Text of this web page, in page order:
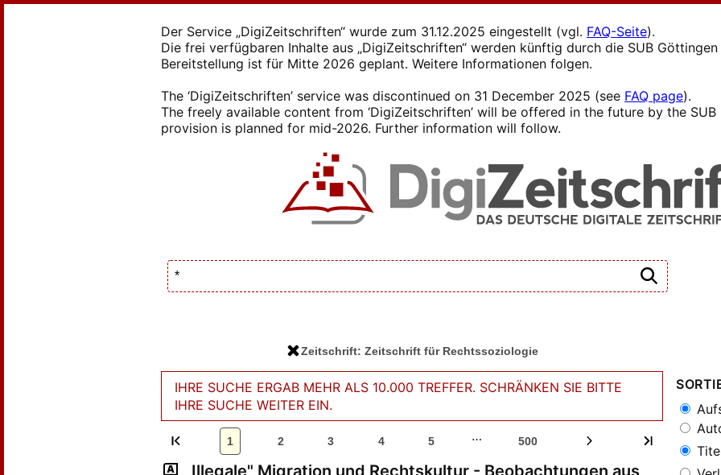
Der Service „DigiZeitschriften“ wurde zum 31.12.2025 eingestellt (vgl. FAQ-Seite).
Die frei verfügbaren Inhalte aus „DigiZeitschriften“ werden künftig durch die SUB
Bereitstellung ist für Mitte 2026 geplant. Weitere Informationen folgen.
The ‘DigiZeitschriften’ service was discontinued on 31 December 2025 (see FAQ page).
The freely available content from ‘DigiZeitschriften’ will be offered in the future by the
provision is planned for mid-2026. Further information will follow.
Zeitschrift: Zeitschrift für Rechtssoziologie
IHRE SUCHE ERGAB MEHR ALS 10.000 TREFFER. SCHRÄNKEN SIE BITTE
IHRE SUCHE WEITER EIN.
1 2 3 4 5 … 500
„Illegale" Migration und Rechtskultur - Beobachtungen aus